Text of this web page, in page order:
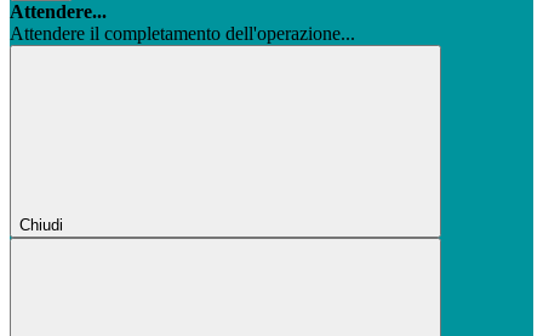
Attendere...
Attendere il completamento dell'operazione...
Chiudi